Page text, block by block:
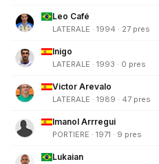
Leo Café
LATERALE · 1994 · 27 pres
Inigo
LATERALE · 1993 · 0 pres
Victor Arevalo
LATERALE · 1989 · 47 pres
Imanol Arrregui
PORTIERE · 1971 · 9 pres
Lukaian